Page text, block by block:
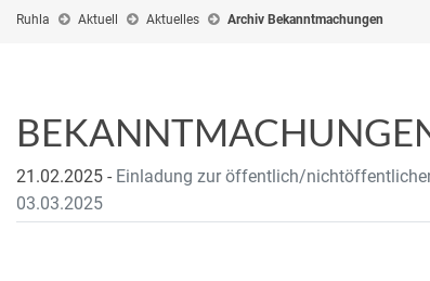
Ruhla Aktuell Aktuelles Archiv Bekanntmachungen
21.02.2025 - Einladung zur öffentlich/
03.03.2025